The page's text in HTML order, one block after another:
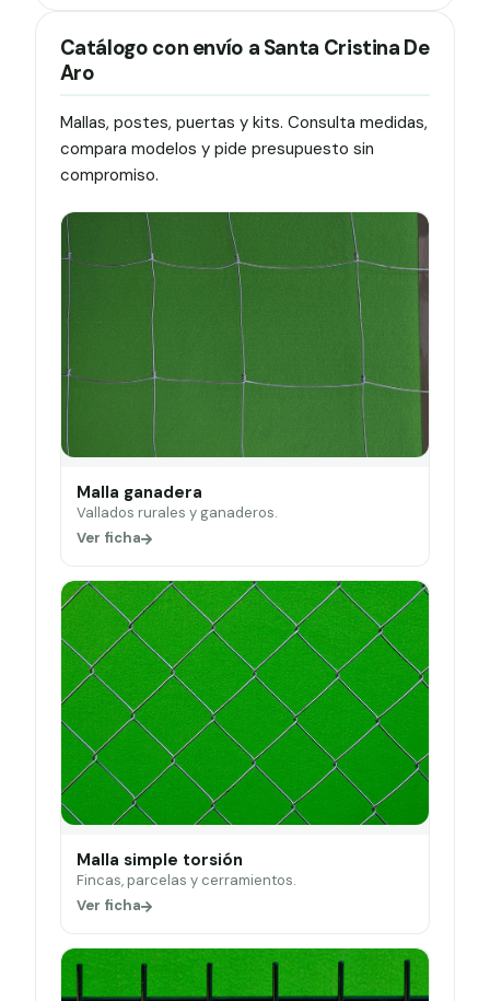
Catálogo con envío a Santa Cristina De
Aro
Mallas, postes, puertas y kits. Consulta medidas,
compara modelos y pide presupuesto sin
compromiso.
Malla ganadera
Vallados rurales y ganaderos.
Ver ficha
Malla simple torsión
Fincas, parcelas y cerramientos.
Ver ficha